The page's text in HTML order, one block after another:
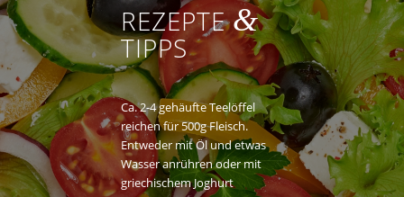
REZEPTE&
TIPPS
Ca. 2-4 gehäufte Teelöffel
reichen für 500g Fleisch.
Entweder mit Öl und etwas
Wasser anrühren oder mit
griechischem Joghurt